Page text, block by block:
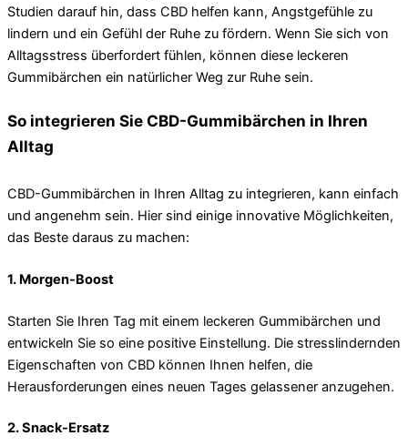
Studien darauf hin, dass CBD helfen kann, Angstgefühle zu
lindern und ein Gefühl der Ruhe zu fördern. Wenn Sie sich von
Alltagsstress überfordert fühlen, können diese leckeren
Gummibärchen ein natürlicher Weg zur Ruhe sein.
So integrieren Sie CBD-Gummibärchen in Ihren
Alltag
CBD-Gummibärchen in Ihren Alltag zu integrieren, kann einfach
und angenehm sein. Hier sind einige innovative Möglichkeiten,
das Beste daraus zu machen:
1. Morgen-Boost
Starten Sie Ihren Tag mit einem leckeren Gummibärchen und
entwickeln Sie so eine positive Einstellung. Die stresslindernden
Eigenschaften von CBD können Ihnen helfen, die
Herausforderungen eines neuen Tages gelassener anzugehen.
2. Snack-Ersatz